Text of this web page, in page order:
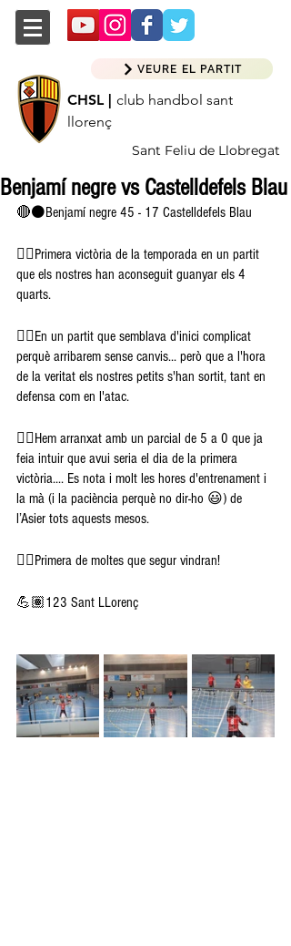
CHSL | club handbol sant
llorenç
Sant Feliu de Llobregat
VEURE EL PARTIT
Benjamí negre vs Castelldefels Blau
🔴⚫️Benjamí negre 45 - 17 Castelldefels Blau
👉🏽Primera victòria de la temporada en un partit
que els nostres han aconseguit guanyar els 4
quarts.
👉🏽En un partit que semblava d'inici complicat
perquè arribarem sense canvis... però que a l'hora
de la veritat els nostres petits s'han sortit, tant en
defensa com en l'atac.
👉🏽Hem arranxat amb un parcial de 5 a 0 que ja
feia intuir que avui seria el dia de la primera
victòria.... Es nota i molt les hores d'entrenament i
la mà (i la paciència perquè no dir-ho 😃) de
l’Asier tots aquests mesos.
👉🏽Primera de moltes que segur vindran!
💪🏽123 Sant LLorenç